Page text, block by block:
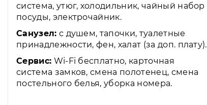
система, утюг, холодильник, чайный набор
посуды, электрочайник.
Санузел: с душем, тапочки, туалетные
принадлежности, фен, халат (за доп. плату).
Сервис: Wi-Fi бесплатно, карточная
система замков, смена полотенец, смена
постельного белья, уборка номера.